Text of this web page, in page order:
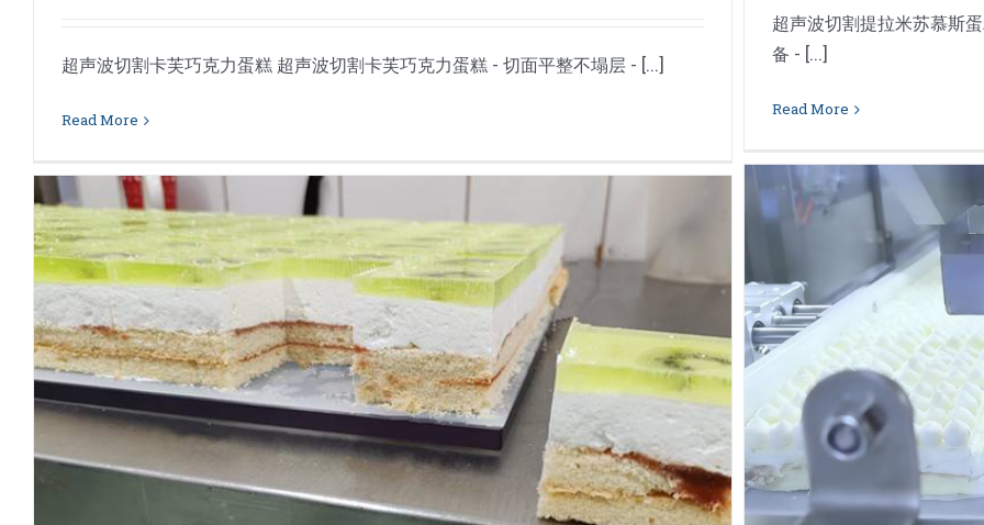
超声波切割提拉米苏慕斯
备 - [...]
Read More
超声波切割卡芙巧克力蛋糕 超声波切割卡芙巧克力蛋糕 - 切面平整不塌层 - [...]
Read More
工业超声波蛋糕切割工作站
蛋糕切割